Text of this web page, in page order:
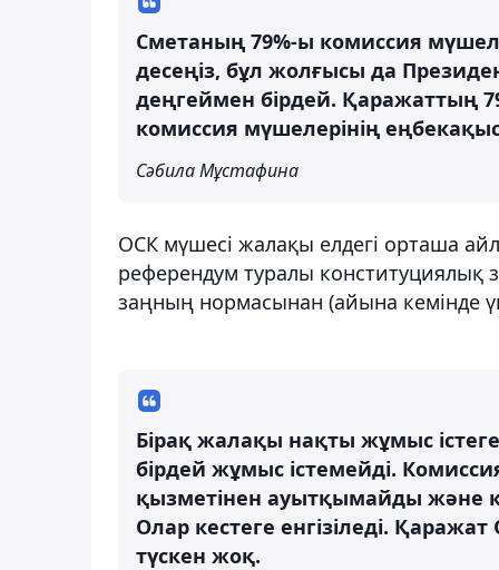
Сметаның 79%-ы комиссия
десеңіз, бұл жолғысы да
деңгеймен бірдей. Қаражаттың
комиссия мүшелерінің
Сәбила Мұстафина
ОСК мүшесі жалақы елдегі орташа
референдум туралы конституциялық
заңның нормасынан (айына кемінде
Бірақ жалақы нақты жұмыс
бірдей жұмыс істемейді. Комиссия
қызметінен ауытқымайды және
Олар кестеге енгізіледі.
түскен жоқ.